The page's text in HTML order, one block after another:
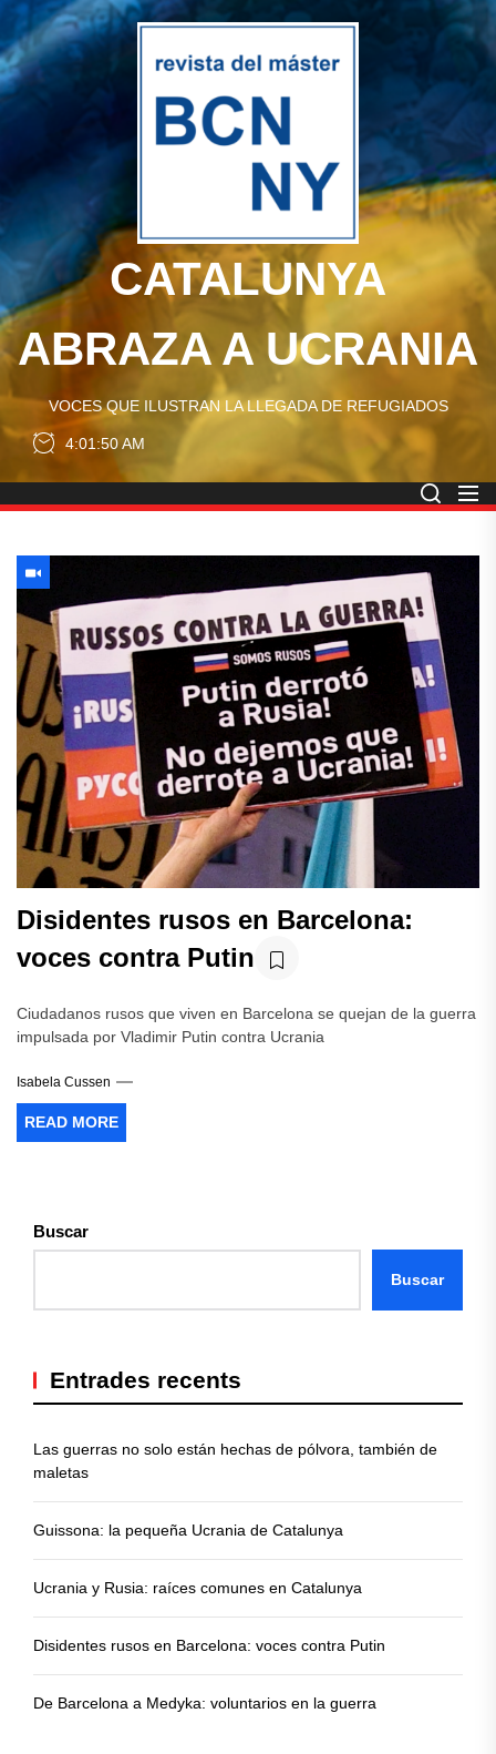
Skip
to
the
content
A
CATALUNYA
ABRAZA A UCRANIA
VOCES QUE ILUSTRAN LA LLEGADA DE REFUGIADOS
4:01:50 AM
Disidentes rusos en Barcelona:
voces contra Putin
Ciudadanos rusos que viven en Barcelona se quejan de la guerra
impulsada por Vladimir Putin contra Ucrania
Isabela Cussen
READ MORE
Buscar
Buscar
Entrades recents
Las guerras no solo están hechas de pólvora, también de
maletas
Guissona: la pequeña Ucrania de Catalunya
Ucrania y Rusia: raíces comunes en Catalunya
Disidentes rusos en Barcelona: voces contra Putin
De Barcelona a Medyka: voluntarios en la guerra